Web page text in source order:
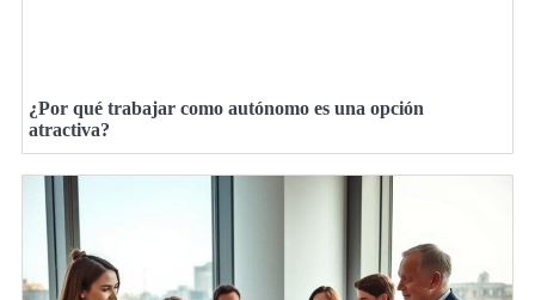
¿Por qué trabajar como autónomo es una opción
atractiva?